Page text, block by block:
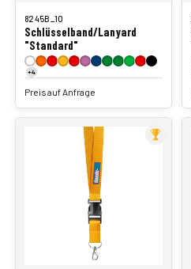
8245B_10
Schlüsselband/Lanyard
"Standard"
+4
Preis auf Anfrage